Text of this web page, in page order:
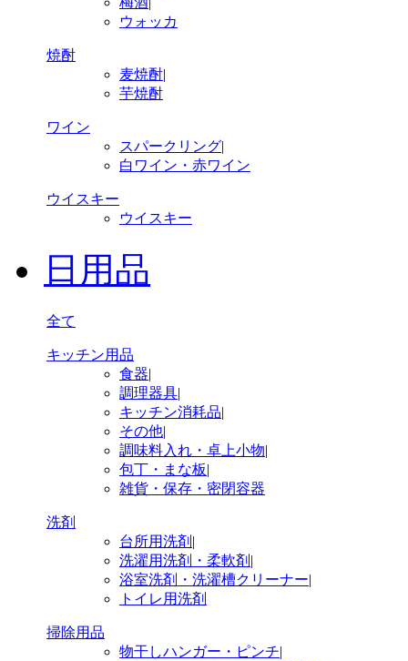
ウォッカ
焼酎
麦焼酎|
芋焼酎
ワイン
スパークリング|
白ワイン・赤ワイン
ウイスキー
ウイスキー
日用品
全て
キッチン用品
食器|
調理器具|
キッチン消耗品|
その他|
調味料入れ・卓上小物|
包丁・まな板|
雑貨・保存・密閉容器
洗剤
台所用洗剤 |
洗濯用洗剤・柔軟剤 |
浴室洗剤・洗濯槽クリーナー|
トイレ用洗剤
掃除用品
物干しハンガー・ピンチ|